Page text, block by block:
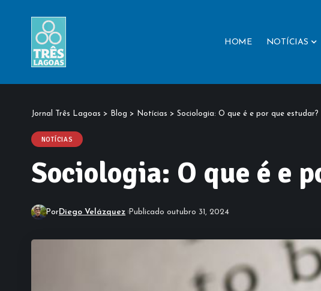
HOME NOTÍCIAS
Jornal Três Lagoas > Blog > Notícias > Sociologia: O que é e por que estudar?
NOTÍCIAS
Sociologia: O que é e
PorDiego Velázquez Publicado outubro 31, 2024